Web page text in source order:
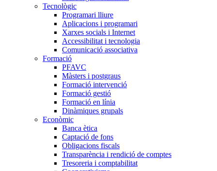
Tecnològic
Programari lliure
Aplicacions i programari
Xarxes socials i Internet
Accessibilitat i tecnologia
Comunicació associativa
Formació
PFAVC
Màsters i postgraus
Formació intervenció
Formació gestió
Formació en línia
Dinàmiques grupals
Econòmic
Banca ètica
Captació de fons
Obligacions fiscals
Transparència i rendició de comptes
Tresoreria i comptabilitat